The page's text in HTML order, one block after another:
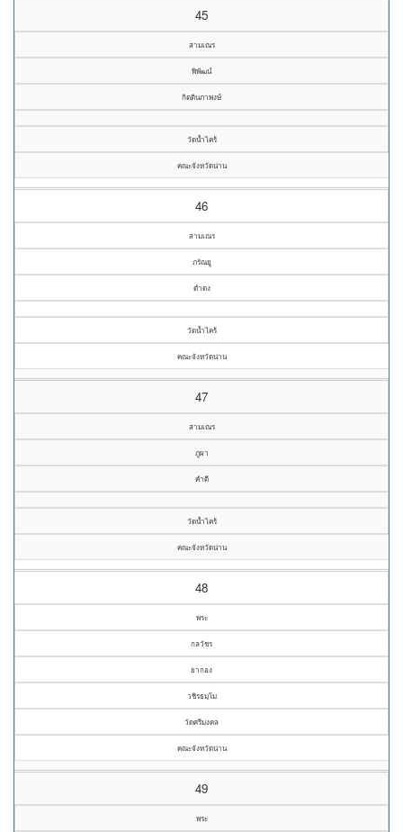
45
สามเณร
พิพัฒน์
กิตตินภาพงษ์
วัดน้ำไคร้
คณะจังหวัดน่าน
46
สามเณร
ภรัณยู
ดำดง
วัดน้ำไคร้
คณะจังหวัดน่าน
47
สามเณร
ภูผา
คำดี
วัดน้ำไคร้
คณะจังหวัดน่าน
48
พระ
กลวัชร
ยากอง
วชิรธมฺโม
วัดศรีมงคล
คณะจังหวัดน่าน
49
พระ